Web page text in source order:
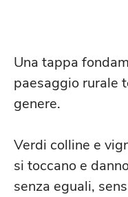
Una tappa
paesaggio rurale
genere.
Verdi colline e
si toccano e
senza eguali,